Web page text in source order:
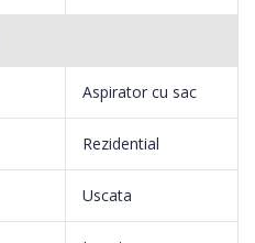
Aspirator cu sac
Rezidential
Uscata